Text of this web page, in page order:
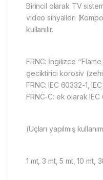
Birincil olarak TV
video sinyalleri
kullanılır.
FRNC: İngilizce
geciktirici korosiv
FRNC: IEC 60332-1,
FRNC-C: ek olarak
(Uçları yapılmış
1 mt, 3 mt, 5 mt, 10 mt,